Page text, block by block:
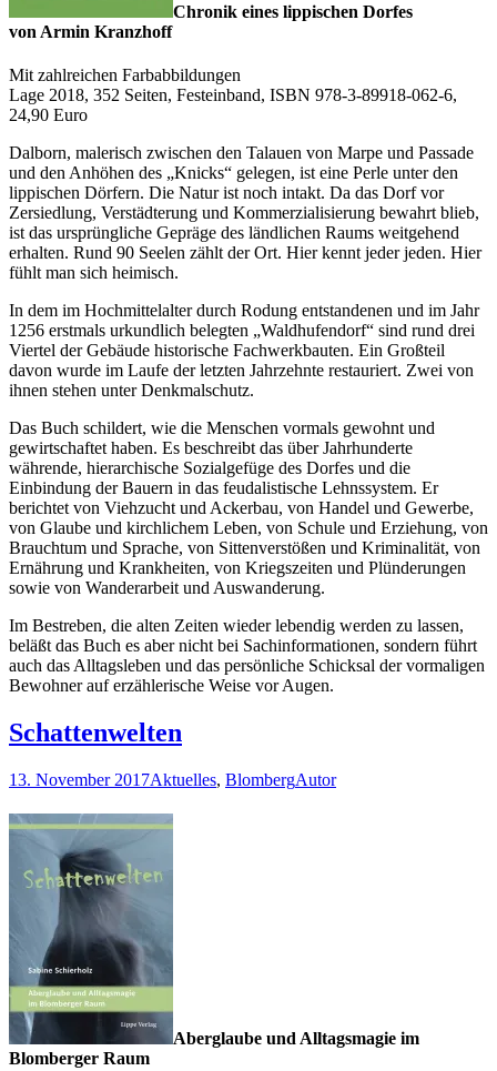
Chronik eines lippischen Dorfes
von Armin Kranzhoff
Mit zahlreichen Farbabbildungen
Lage 2018, 352 Seiten, Festeinband, ISBN 978-3-89918-062-6,
24,90 Euro
Dalborn, malerisch zwischen den Talauen von Marpe und Passade
und den Anhöhen des „Knicks“ gelegen, ist eine Perle unter den
lippischen Dörfern. Die Natur ist noch intakt. Da das Dorf vor
Zersiedlung, Verstädterung und Kommerzialisierung bewahrt blieb,
ist das ursprüngliche Gepräge des ländlichen Raums weitgehend
erhalten. Rund 90 Seelen zählt der Ort. Hier kennt jeder jeden. Hier
fühlt man sich heimisch.
In dem im Hochmittelalter durch Rodung entstandenen und im Jahr
1256 erstmals urkundlich belegten „Waldhufendorf“ sind rund drei
Viertel der Gebäude historische Fachwerkbauten. Ein Großteil
davon wurde im Laufe der letzten Jahrzehnte restauriert. Zwei von
ihnen stehen unter Denkmalschutz.
Das Buch schildert, wie die Menschen vormals gewohnt und
gewirtschaftet haben. Es beschreibt das über Jahrhunderte
währende, hierarchische Sozialgefüge des Dorfes und die
Einbindung der Bauern in das feudalistische Lehnssystem. Er
berichtet von Viehzucht und Ackerbau, von Handel und Gewerbe,
von Glaube und kirchlichem Leben, von Schule und Erziehung, von
Brauchtum und Sprache, von Sittenverstößen und Kriminalität, von
Ernährung und Krankheiten, von Kriegszeiten und Plünderungen
sowie von Wanderarbeit und Auswanderung.
Im Bestreben, die alten Zeiten wieder lebendig werden zu lassen,
beläßt das Buch es aber nicht bei Sachinformationen, sondern führt
auch das Alltagsleben und das persönliche Schicksal der vormaligen
Bewohner auf erzählerische Weise vor Augen.
Schattenwelten
13. November 2017Aktuelles, BlombergAutor
Aberglaube und Alltagsmagie im
Blomberger Raum